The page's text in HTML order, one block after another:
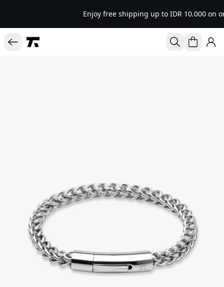
Enjoy free shipping up to IDR 10.000 on